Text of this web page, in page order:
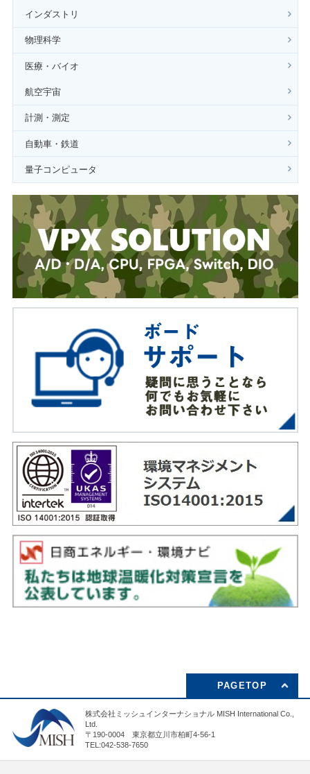
インダストリ
物理科学
医療・バイオ
航空宇宙
計測・測定
自動車・鉄道
量子コンピュータ
PAGETOP
株式会社ミッシュインターナショナル MISH International Co.,
Ltd.
〒190-0004 東京都立川市柏町4-56-1
TEL:042-538-7650